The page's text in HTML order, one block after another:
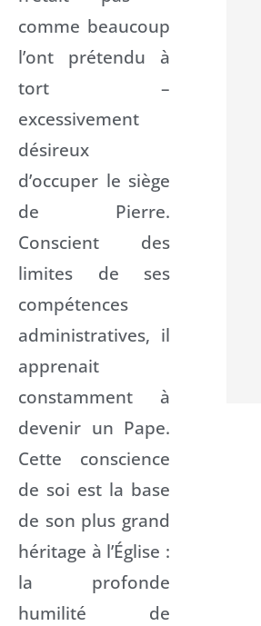
comme beaucoup
l’ont prétendu à
tort –
excessivement
désireux
d’occuper le siège
de Pierre.
Conscient des
limites de ses
compétences
administratives, il
apprenait
constamment à
devenir un Pape.
Cette conscience
de soi est la base
de son plus grand
héritage à l’Église :
la profonde
humilité de